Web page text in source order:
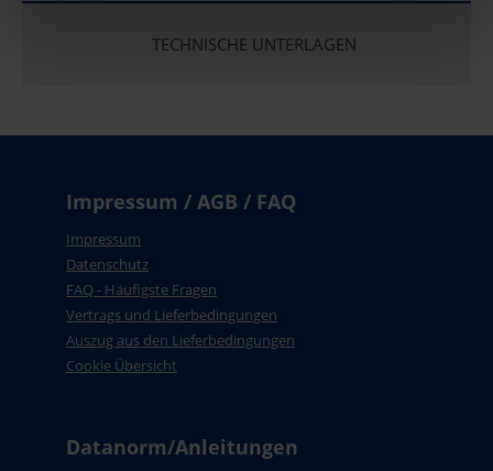
TECHNISCHE UNTERLAGEN
Impressum / AGB / FAQ
Impressum
Datenschutz
FAQ - Häufigste Fragen
Vertrags und Lieferbedingungen
Auszug aus den Lieferbedingungen
Cookie Übersicht
Datanorm/Anleitungen